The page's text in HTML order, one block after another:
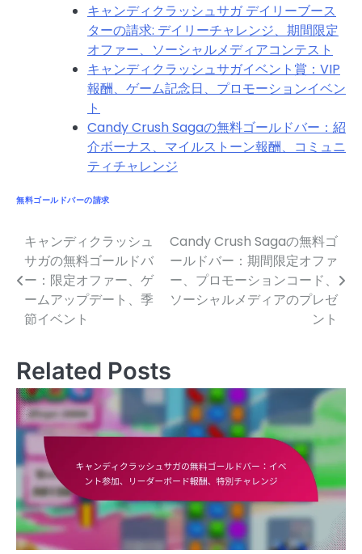
キャンディクラッシュサガ デイリーブース
ターの請求: デイリーチャレンジ、期間限定
オファー、ソーシャルメディアコンテスト
キャンディクラッシュサガイベント賞：VIP
報酬、ゲーム記念日、プロモーションイベン
ト
Candy Crush Sagaの無料ゴールドバー：紹
介ボーナス、マイルストーン報酬、コミュニ
ティチャレンジ
無料ゴールドバーの請求
Post
navigation
キャンディクラッシュ
サガの無料ゴールドバ
ー：限定オファー、ゲ
ームアップデート、季
節イベント
Candy Crush Sagaの無料ゴ
ールドバー：期間限定オファ
ー、プロモーションコード、
ソーシャルメディアのプレゼ
ント
Related Posts